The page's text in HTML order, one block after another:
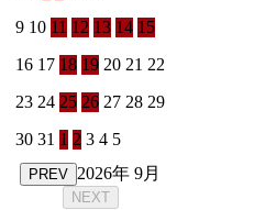
9 10 11 12 13 14 15
16 17 18 19 20 21 22
23 24 25 26 27 28 29
30 31 1 2 3 4 5
PREV 2026年 9月
NEXT